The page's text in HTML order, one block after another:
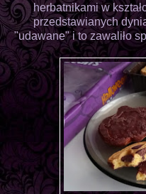
herbatnikami w
przedstawianych
"udawane" i to zawaliło